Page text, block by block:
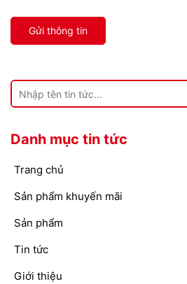
Gửi thông tin
Danh mục tin tức
Trang chủ
Sản phẩm khuyến mãi
Sản phẩm
Tin tức
Giới thiệu